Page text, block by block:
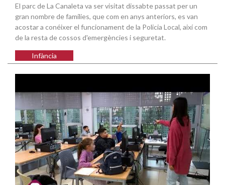
El parc de La Canaleta va ser visitat dissabte passat per un
gran nombre de famílies, que com en anys anteriors, es van
acostar a conéixer el funcionament de la Policia Local, així com
de la resta de cossos d'emergències i seguretat.
Infància